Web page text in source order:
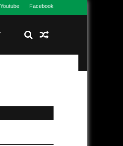
Facebook